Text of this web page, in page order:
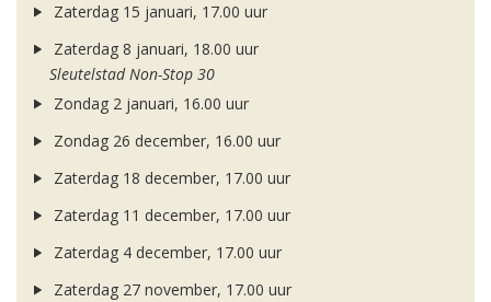
Zaterdag 15 januari, 17.00 uur
Zaterdag 8 januari, 18.00 uur
Sleutelstad Non-Stop 30
Zondag 2 januari, 16.00 uur
Zondag 26 december, 16.00 uur
Zaterdag 18 december, 17.00 uur
Zaterdag 11 december, 17.00 uur
Zaterdag 4 december, 17.00 uur
Zaterdag 27 november, 17.00 uur